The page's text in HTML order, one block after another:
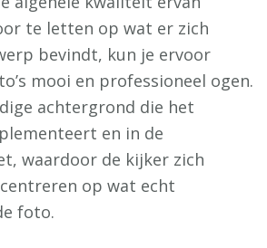
te letten op wat er zich
bevindt, kun je ervoor
mooi en professioneel ogen.
achtergrond die het
en in de
waardoor de kijker zich
op wat echt
foto.